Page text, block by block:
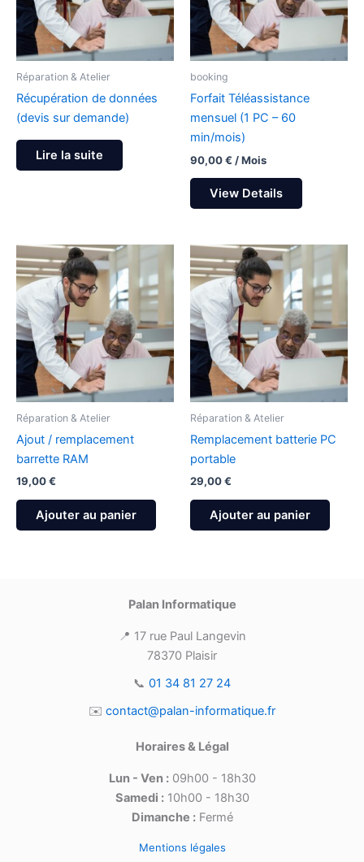
Réparation & Atelier
Récupération de données
(devis sur demande)
Lire la suite
booking
Forfait Téléassistance
mensuel (1 PC – 60
min/mois)
90,00€ / Mois
View Details
Réparation & Atelier
Ajout / remplacement
barrette RAM
19,00€
Ajouter au panier
Réparation & Atelier
Remplacement batterie PC
portable
29,00€
Ajouter au panier
Palan Informatique
📍 17 rue Paul Langevin
78370 Plaisir
📞 01 34 81 27 24
✉️ contact@palan-informatique.fr
Horaires & Légal
Lun - Ven :09h00 - 18h30
Samedi :10h00 - 18h30
Dimanche :Fermé
Mentions légales